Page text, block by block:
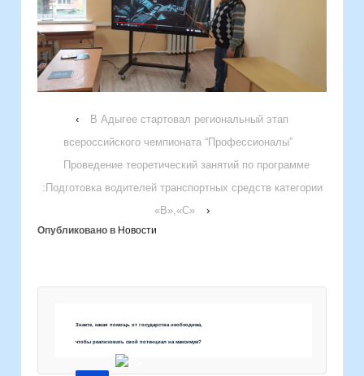
‹
В Адыгее стартовал региональный этап
всероссийского чемпионата “Профессионалы”
Проведение теоретический занятий по программе
:Подготовка водителей транспортных средств категории
«В»,«С»
›
Опубликовано в Новости
Знаете, какая помощь от государства необходима,
чтобы реализовать свой потенциал на максимум?